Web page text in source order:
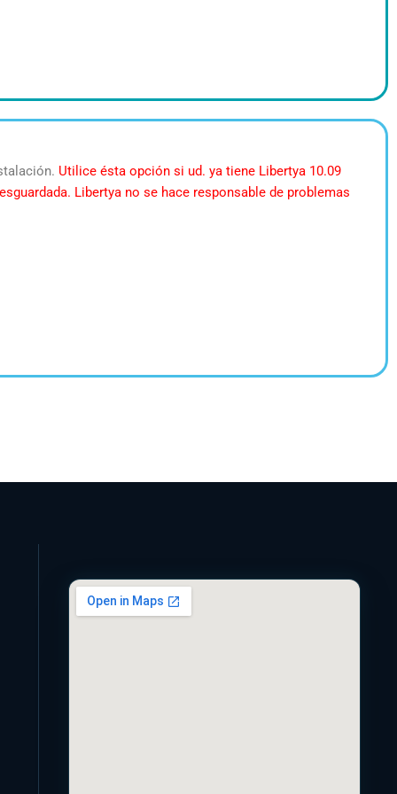
Utilice ésta opción si ud. ya tiene Libertya 10.09
Libertya no se hace responsable de problemas